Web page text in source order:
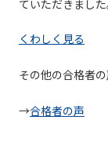
ていただきました
くわしく見る
その他の合格者
→合格者の声